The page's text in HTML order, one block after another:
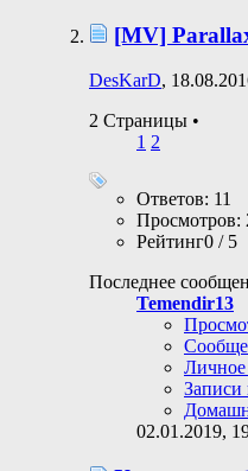
[MV]
DesKarD,
2 Страницы •
1 2
Ответов: 11
Просмотров:
Рейтинг0 / 5
Последнее
Temendir13
Записи
02.01.2019,